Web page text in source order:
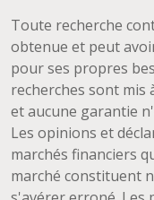
Toute recherche
obtenue et peut
pour ses propres
recherches sont
et aucune garantie
Les opinions et
marchés financiers
marché constituent